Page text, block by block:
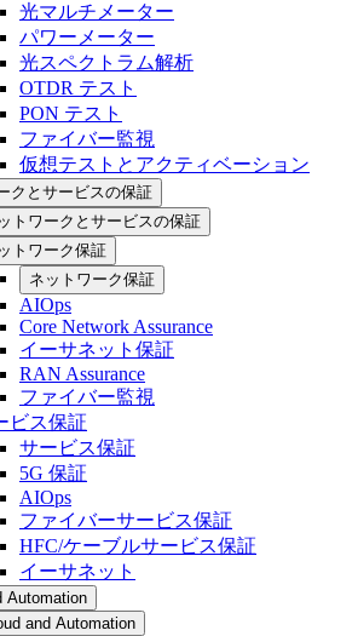
光マルチメーター
パワーメーター
光スペクトラム解析
OTDR テスト
PON テスト
ファイバー監視
仮想テストとアクティベーション
クとサービスの保証
トワークとサービスの保証
トワーク保証
ネットワーク保証
AIOps
Core Network Assurance
イーサネット保証
RAN Assurance
ファイバー監視
ビス保証
サービス保証
5G 保証
AIOps
ファイバーサービス保証
HFC/ケーブルサービス保証
イーサネット
Automation
and Automation